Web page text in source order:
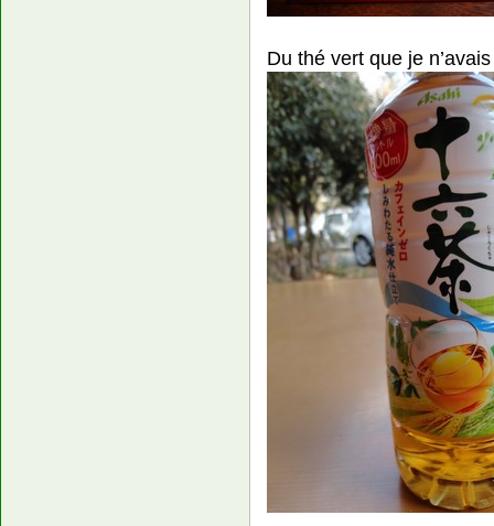
Du thé vert que je